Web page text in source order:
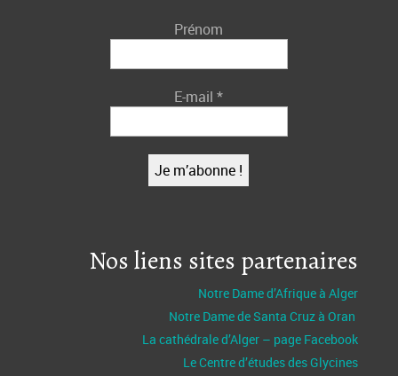
Prénom
E-mail*
Nos liens sites partenaires
Notre Dame d’Afrique à Alger
Notre Dame de Santa Cruz à Oran
La cathédrale d’Alger – page Facebook
Le Centre d’études des Glycines